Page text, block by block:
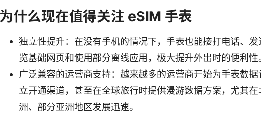
为什么现在值得关注 eSIM 手表
独立性提升：在没有手机的情况下，手表也能接打电话、发
览基础网页和使用部分离线应用，极大提升外出时的便利性
广泛兼容的运营商支持：越来越多的运营商开始为手表数
立开通渠道，甚至在全球旅行时提供漫游数据方案，尤其在
洲、部分亚洲地区发展迅速。